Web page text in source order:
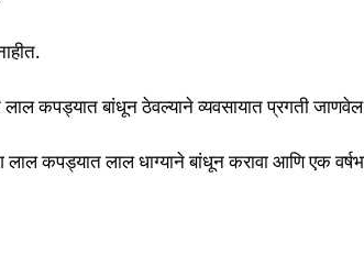
लाल कपड्यात बांधून ठेवल्याने व्यवसायात प्रगती
लाल कपड्यात लाल धाग्याने बांधून करावा आणि एक